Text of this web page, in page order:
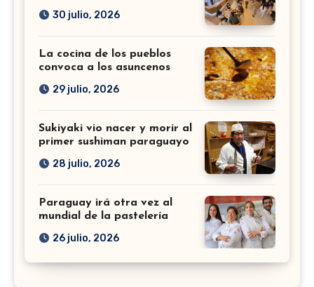
30 julio, 2026
La cocina de los pueblos
convoca a los asuncenos
29 julio, 2026
Sukiyaki vio nacer y morir al
primer sushiman paraguayo
28 julio, 2026
Paraguay irá otra vez al
mundial de la pastelería
26 julio, 2026